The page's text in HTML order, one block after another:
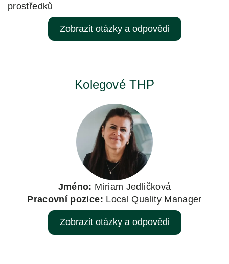
prostředků
Zobrazit otázky a odpovědi
Kolegové THP
Jméno: Miriam Jedličková
Pracovní pozice: Local Quality Manager
Zobrazit otázky a odpovědi